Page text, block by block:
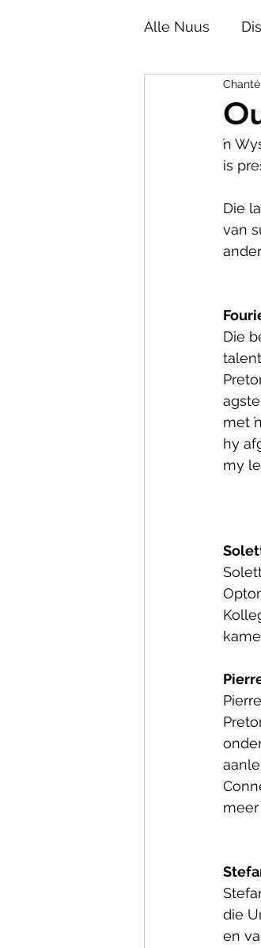
Alle Nuus
Akademie
Afrikaans
Helpies
ŉ
is
Die
van
Die
met
hy
my
die
en